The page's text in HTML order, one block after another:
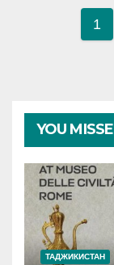
1
YOU
ТАДЖИКИСТАН